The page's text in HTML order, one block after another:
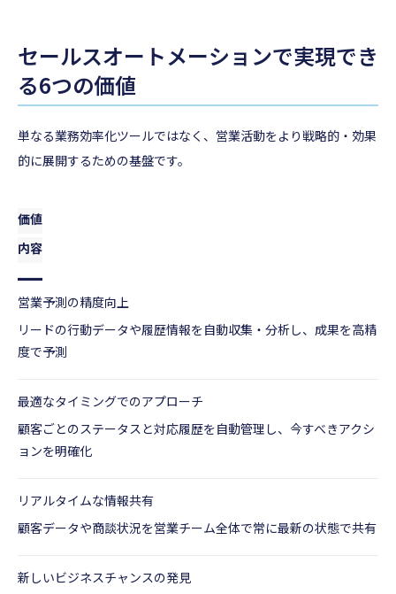
セールスオートメーションで実現でき
る6つの価値
単なる業務効率化ツールではなく、営業活動をより戦略的・効果
的に展開するための基盤です。
価値
内容
営業予測の精度向上
リードの行動データや履歴情報を自動収集・分析し、成果を高精
度で予測
最適なタイミングでのアプローチ
顧客ごとのステータスと対応履歴を自動管理し、今すべきアクシ
ョンを明確化
リアルタイムな情報共有
顧客データや商談状況を営業チーム全体で常に最新の状態で共有
新しいビジネスチャンスの発見